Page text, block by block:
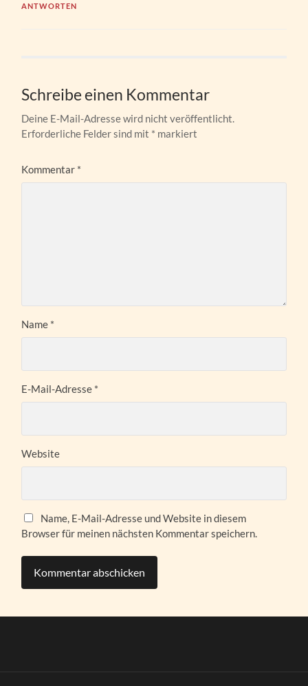
ANTWORTEN
Schreibe einen Kommentar
Deine E-Mail-Adresse wird nicht veröffentlicht.
Erforderliche Felder sind mit * markiert
Kommentar *
Name *
E-Mail-Adresse *
Website
Name, E-Mail-Adresse und Website in diesem
Browser für meinen nächsten Kommentar speichern.